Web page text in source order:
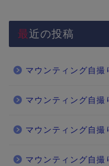
最近の投稿
マウンティング自撮
マウンティング自撮
マウンティング自撮
マウンティング自